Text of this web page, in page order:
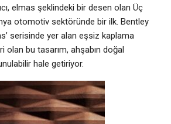
elmas şeklindeki bir desen olan Üç
otomotiv sektöründe bir ilk. Bentley
serisinde yer alan eşsiz kaplama
olan bu tasarım, ahşabın doğal
hale getiriyor.